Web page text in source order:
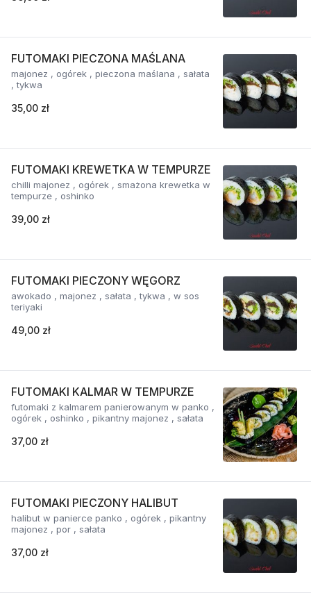
FUTOMAKI PIECZONA MAŚLANA
majonez , ogórek , pieczona maślana , sałata
, tykwa
35,00 zł
FUTOMAKI KREWETKA W TEMPURZE
chilli majonez , ogórek , smażona krewetka w
tempurze , oshinko
39,00 zł
FUTOMAKI PIECZONY WĘGORZ
awokado , majonez , sałata , tykwa , w sos
teriyaki
49,00 zł
FUTOMAKI KALMAR W TEMPURZE
futomaki z kalmarem panierowanym w panko ,
ogórek , oshinko , pikantny majonez , sałata
37,00 zł
FUTOMAKI PIECZONY HALIBUT
halibut w panierce panko , ogórek , pikantny
majonez , por , sałata
37,00 zł